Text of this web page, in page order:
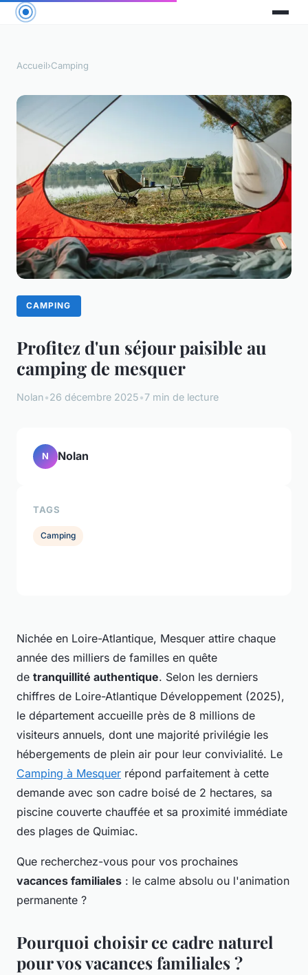
Accueil›Camping
CAMPING
Profitez d'un séjour paisible au
camping de mesquer
Nolan•26 décembre 2025•7 min de lecture
Nichée en Loire-Atlantique, Mesquer attire chaque
année des milliers de familles en quête
de tranquillité authentique. Selon les derniers
chiffres de Loire-Atlantique Développement (2025),
le département accueille près de 8 millions de
visiteurs annuels, dont une majorité privilégie les
hébergements de plein air pour leur convivialité. Le
Camping à Mesquer répond parfaitement à cette
demande avec son cadre boisé de 2 hectares, sa
piscine couverte chauffée et sa proximité immédiate
des plages de Quimiac.
Que recherchez-vous pour vos prochaines
vacances familiales : le calme absolu ou l'animation
permanente ?
Pourquoi choisir ce cadre naturel
pour vos vacances familiales ?
N Nolan
TAGS
Camping